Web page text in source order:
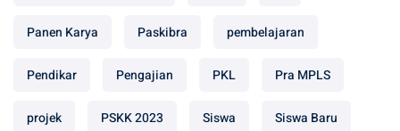
Panen Karya Paskibra pembelajaran
Pendikar Pengajian PKL Pra MPLS
projek PSKK 2023 Siswa Siswa Baru